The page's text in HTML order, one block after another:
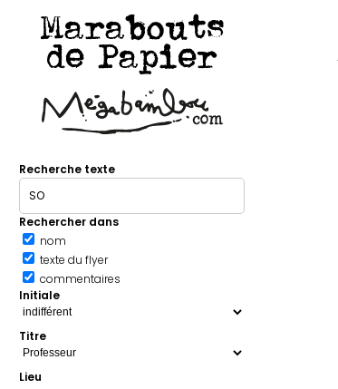
Marabouts
de Papier
Recherche texte
Rechercher dans
nom
texte du flyer
commentaires
Initiale
Titre
Lieu